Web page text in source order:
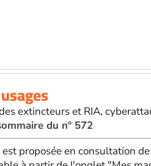
extincteurs et RIA,
du n° 572
est proposée en consultation